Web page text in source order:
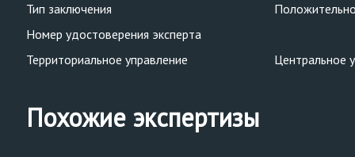
Тип заключения
Номер удостоверения эксперта
Территориальное управление
Центральное
Похожие экспертизы